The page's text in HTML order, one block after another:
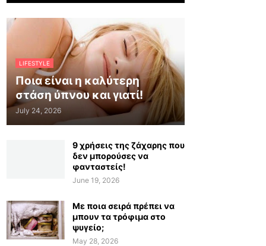
LIFESTYLE
Ποια είναι η καλύτερη
στάση ύπνου και γιατί!
July 24, 2026
9 χρήσεις της ζάχαρης που
δεν μπορούσες να
φανταστείς!
June 19, 2026
Με ποια σειρά πρέπει να
μπουν τα τρόφιμα στο
ψυγείο;
May 28, 2026